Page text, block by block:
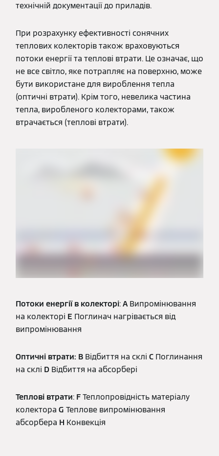
технічній документації до приладів.
При розрахунку ефективності сонячних
теплових колекторів також враховуються
потоки енергії та теплові втрати. Це означає, що
не все світло, яке потрапляє на поверхню, може
бути використане для вироблення тепла
(оптичні втрати). Крім того, невелика частина
тепла, виробленого колекторами, також
втрачається (теплові втрати).
Потоки енергії в колекторі:AВипромінювання
на колекторі E Поглинач нагрівається від
випромінювання
Оптичні втрати: B Відбиття на склі C Поглинання
на склі D Відбиття на абсорбері
Теплові втрати: FТеплопровідність матеріалу
колектора G Теплове випромінювання
абсорбера H Конвекція